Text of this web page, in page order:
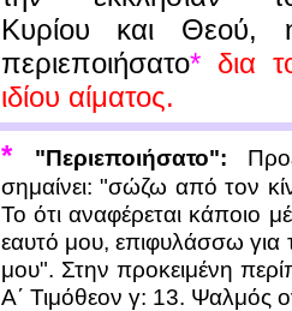
Κυρίου και Θεού,
περιεποιήσατο* δια
ιδίου αίματος.
*
"Περιεποιήσατο":
σημαίνει: "σώζω από τον
Το ότι αναφέρεται κάποιο
εαυτό μου, επιφυλάσσω
μου". Στην προκειμένη
Α΄ Τιμόθεον γ: 13. Ψαλμός